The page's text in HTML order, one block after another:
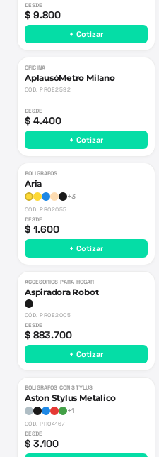
DESDE
$ 9.800
+ Cotizar
OFICINA
AplausóMetro Milano
CÓD.PROE2592
DESDE
$ 4.400
+ Cotizar
BOLIGRAFOS
Aria
+3
CÓD.PRO2055
DESDE
$ 1.600
+ Cotizar
ACCESORIOS PARA HOGAR
Aspiradora Robot
CÓD.PROE2005
DESDE
$ 883.700
+ Cotizar
BOLIGRAFOS CON STYLUS
Aston Stylus Metalico
+1
CÓD.PRO4167
DESDE
$ 3.100